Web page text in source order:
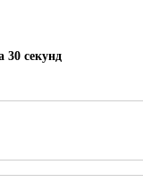
секунд